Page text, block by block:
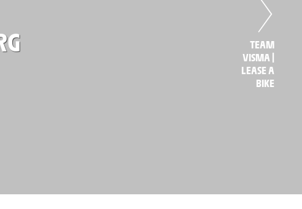
TEAM
VISMA |
LEASE A
BIKE